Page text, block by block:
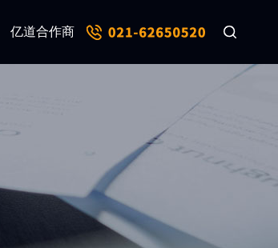
亿道合作商